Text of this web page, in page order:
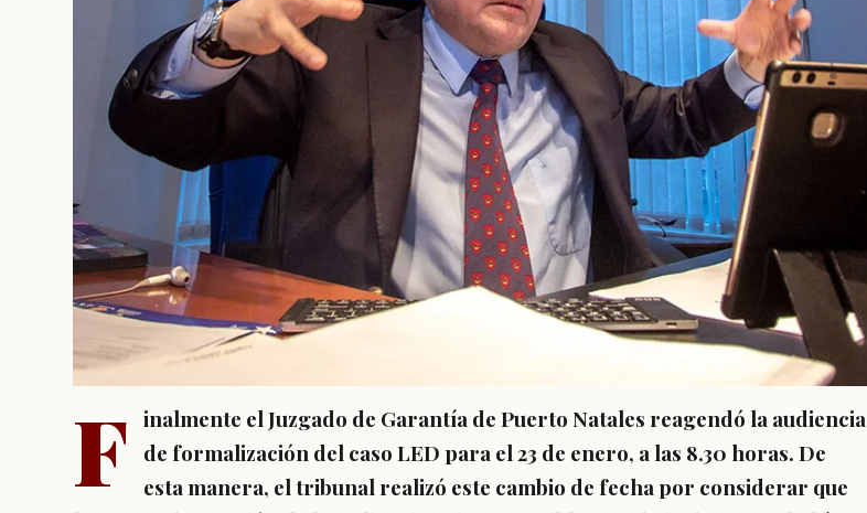
F inalmente el Juzgado de Garantía de Puerto Natales reagendó la audiencia
de formalización del caso LED para el 23 de enero, a las 8.30 horas. De
esta manera, el tribunal realizó este cambio de fecha por considerar que